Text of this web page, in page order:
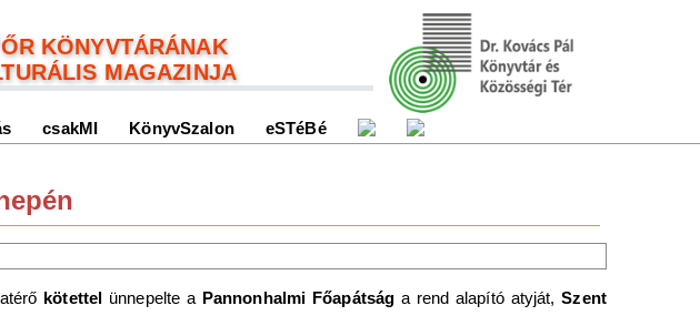
KÖNYVTÁRÁNAK
MAGAZINJA
csakMI KönyvSzalon eSTéBé
kötettel ünnepelte a Pannonhalmi Főapátság a rend alapító atyját,Szent